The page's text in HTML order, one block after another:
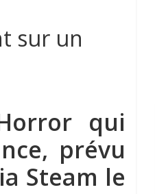
sur un
qui
prévu
Steam le